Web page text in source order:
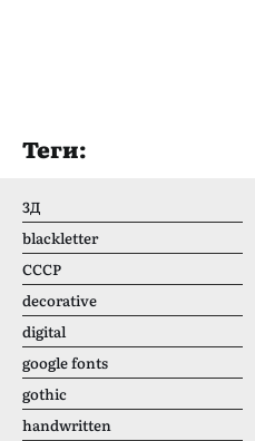
Теги:
3Д
blackletter
CCCР
decorative
digital
google fonts
gothic
handwritten